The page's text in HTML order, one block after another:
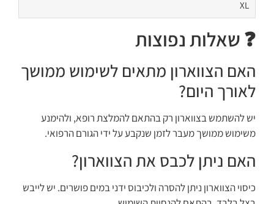
XL
❓ שאלות נפוצות
האם הצווארון מתאים לשימוש ממושך
לאורך היום?
יש להשתמש בצווארון רק בהתאם להמלצת רופא, ולהימנע
משימוש ממושך מעבר לזמן שנקבע על ידי הגורם הרפואי.
האם ניתן לכבס את הצווארון?
כיסוי הצווארון ניתן להסרה ולכיבוס ידני במים פושרים. יש לייבש